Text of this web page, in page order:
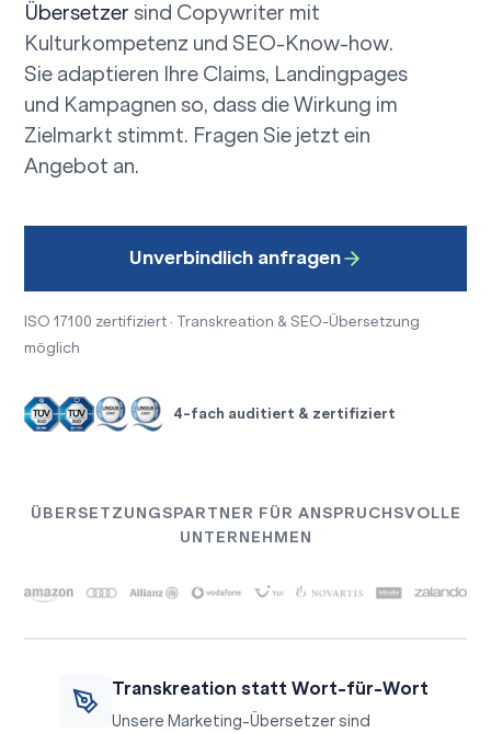
Übersetzer sind Copywriter mit
Kulturkompetenz und SEO-Know-how.
Sie adaptieren Ihre Claims, Landingpages
und Kampagnen so, dass die Wirkung im
Zielmarkt stimmt. Fragen Sie jetzt ein
Angebot an.
Unverbindlich anfragen
ISO 17100 zertifiziert · Transkreation & SEO-Übersetzung
möglich
4-fach auditiert & zertifiziert
ÜBERSETZUNGSPARTNER FÜR ANSPRUCHSVOLLE
UNTERNEHMEN
Transkreation statt Wort-für-Wort
Unsere Marketing-Übersetzer sind